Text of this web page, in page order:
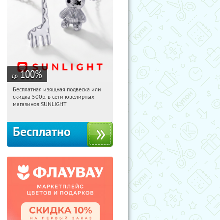
до 100%
17:28:52 Получили:
Россия
Бесплатная изящная подвеска или
скидка 500р. в сети ювелирных
магазинов SUNLIGHT
Бесплатно